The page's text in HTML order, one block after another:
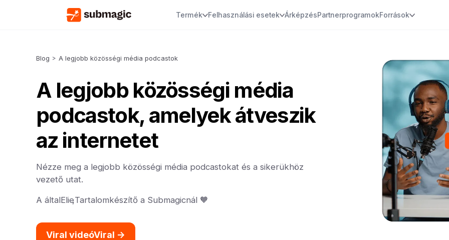
Termék Felhasználási esetek ÁrképzésPartnerprogramokForrások
Blog > A legjobb közösségi média podcastok
A legjobb közösségi média
podcastok, amelyek átveszik
az internetet
Nézze meg a legjobb közösségi média podcastokat és a sikerükhöz
vezető utat.
A általElie,Tartalomkészítő a Submagicnál 🧡
Viral videóViral ->